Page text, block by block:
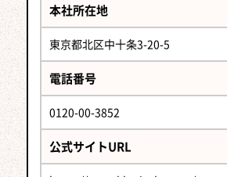
本社所在地
東京都北区中十条3-20-5
電話番号
0120-00-3852
公式サイトURL